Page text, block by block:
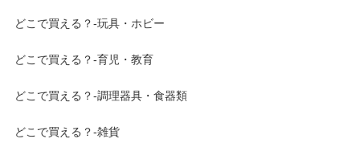
どこで買える？-玩具・ホビー
どこで買える？-育児・教育
どこで買える？-調理器具・食器類
どこで買える？-雑貨